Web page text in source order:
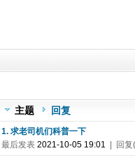
主题 回复
1. 求老司机们科普一下
最后发表2021-10-05 19:01 | 回